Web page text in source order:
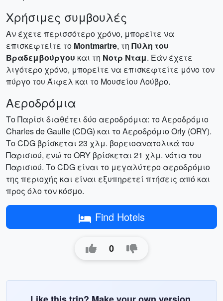
Χρήσιμες συμβουλές
Αν έχετε περισσότερο χρόνο, μπορείτε να
επισκεφτείτε το Montmartre, τη Πύλη του
Βραδεμβούργου και τη Νοτρ Νταμ. Εάν έχετε
λιγότερο χρόνο, μπορείτε να επισκεφτείτε μόνο τον
πύργο του Άιφελ και το Μουσείου Λούβρο.
Αεροδρόμια
Το Παρίσι διαθέτει δύο αεροδρόμια: το Αεροδρόμιο
Charles de Gaulle (CDG) και το Αεροδρόμιο Orly (ORY).
Το CDG βρίσκεται 23 χλμ. βορειοανατολικά του
Παρισιού, ενώ το ORY βρίσκεται 21 χλμ. νότια του
Παρισιού. Το CDG είναι το μεγαλύτερο αεροδρόμιο
της περιοχής και είναι εξυπηρετεί πτήσεις από και
προς όλο τον κόσμο.
Find Hotels
0